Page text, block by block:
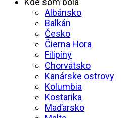
Albánsko
Balkán
Česko
Čierna Hora
Filipíny
Chorvátsko
Kanárske ostrovy
Kolumbia
Kostarika
Maďarsko